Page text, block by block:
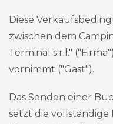
Diese
zwischen dem
Terminal s.r.l."
vornimmt ("Gast").
Das Senden einer
setzt die